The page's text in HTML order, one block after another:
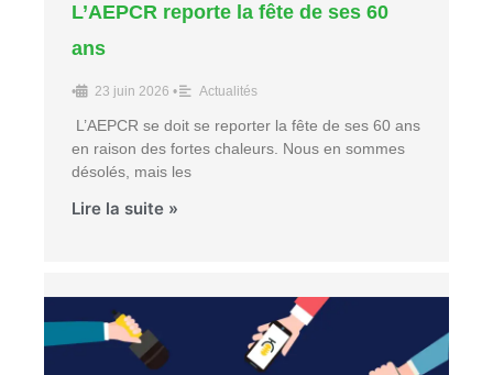
L’AEPCR reporte la fête de ses 60
ans
• 23 juin 2026 • Actualités
L’AEPCR se doit se reporter la fête de ses 60 ans
en raison des fortes chaleurs. Nous en sommes
désolés, mais les
Lire la suite »